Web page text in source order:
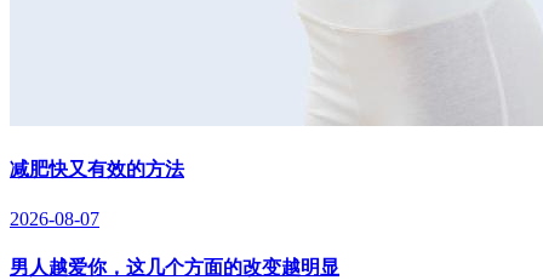
减肥快又有效的方法
2026-08-07
男人越爱你，这几个方面的改变越明显